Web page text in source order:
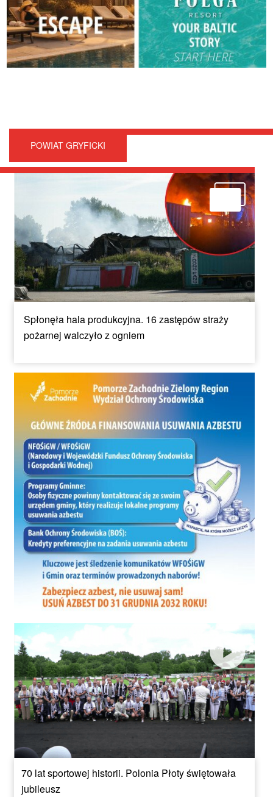
POWIAT GRYFICKI
Spłonęła hala produkcyjna. 16 zastępów straży
pożarnej walczyło z ogniem
70 lat sportowej historii. Polonia Płoty świętowała
jubileusz